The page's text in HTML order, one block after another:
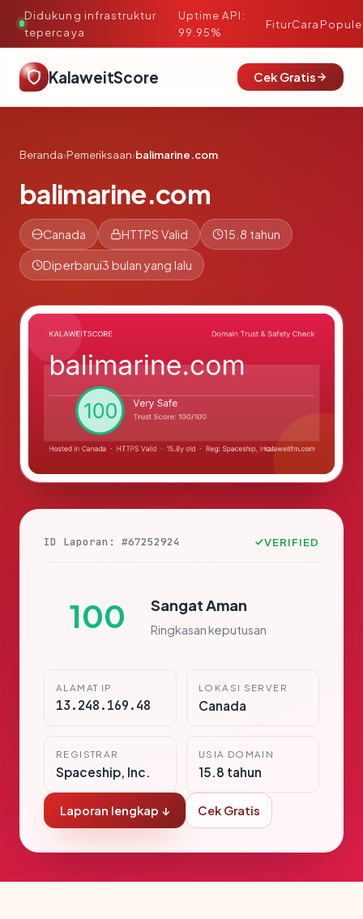
Didukung infrastruktur
tepercaya
·
Uptime API:
99.95%
FiturCara
KalaweitScore Cek Gratis
Beranda›Pemeriksaan›balimarine.com
balimarine.com
Canada HTTPS Valid 15.8 tahun
Diperbarui3 bulan yang lalu
ID Laporan: #67252924 VERIFIED
100 Sangat Aman
Ringkasan keputusan
ALAMAT IP
13.248.169.48
LOKASI SERVER
Canada
REGISTRAR
Spaceship, Inc.
USIA DOMAIN
15.8 tahun
Laporan lengkap ↓ Cek Gratis